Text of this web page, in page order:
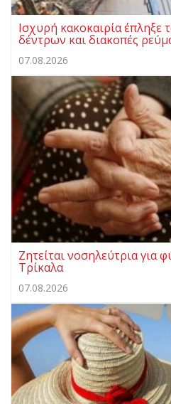
Ισχυρή κακοκαιρία έπληξε
δέντρων και διακοπές
07.08.2026
Ζητείται νοσηλεύτρια για
Τρίκαλα
07.08.2026